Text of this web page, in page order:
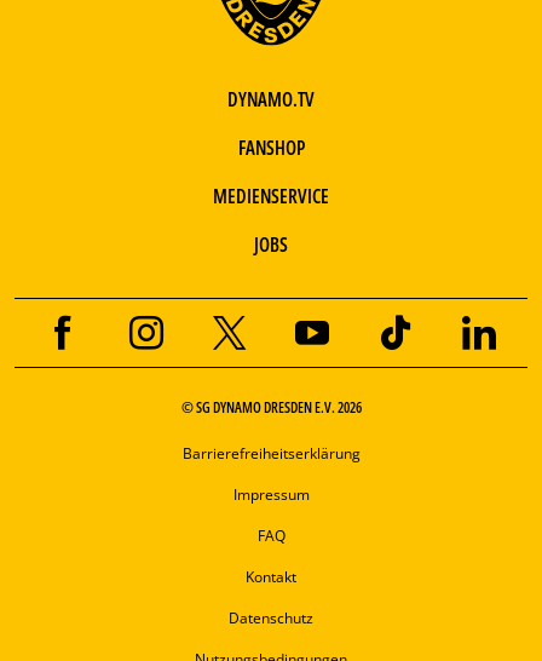
DYNAMO.TV
FANSHOP
MEDIENSERVICE
JOBS
© SG DYNAMO DRESDEN E.V. 2026
Barrierefreiheitserklärung
Impressum
FAQ
Kontakt
Datenschutz